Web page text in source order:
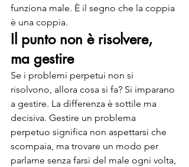
funziona male. È il segno che la coppia
è una coppia.
Il punto non è risolvere,
ma gestire
Se i problemi perpetui non si
risolvono, allora cosa si fa? Si imparano
a gestire. La differenza è sottile ma
decisiva. Gestire un problema
perpetuo significa non aspettarsi che
scompaia, ma trovare un modo per
parlarne senza farsi del male ogni volta,